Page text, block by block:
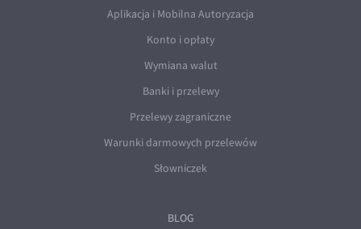
Aplikacja i Mobilna Autoryzacja
Konto i opłaty
Wymiana walut
Banki i przelewy
Przelewy zagraniczne
Warunki darmowych przelewów
Słowniczek
BLOG